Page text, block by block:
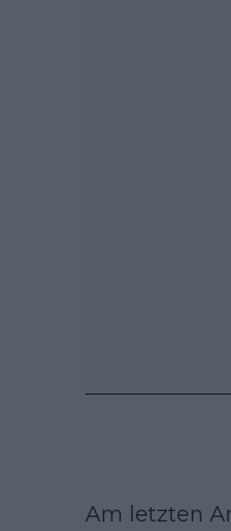
Am letzten